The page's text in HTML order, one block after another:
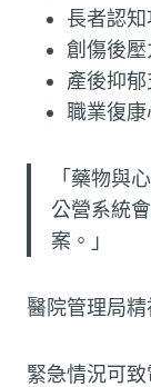
長者認知
創傷後
產後抑郁
職業復
「藥物與
公營系統
案。」
醫院管理局
緊急情況可